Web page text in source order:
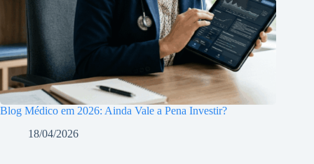
Blog Médico em 2026: Ainda Vale a Pena Investir?
18/04/2026